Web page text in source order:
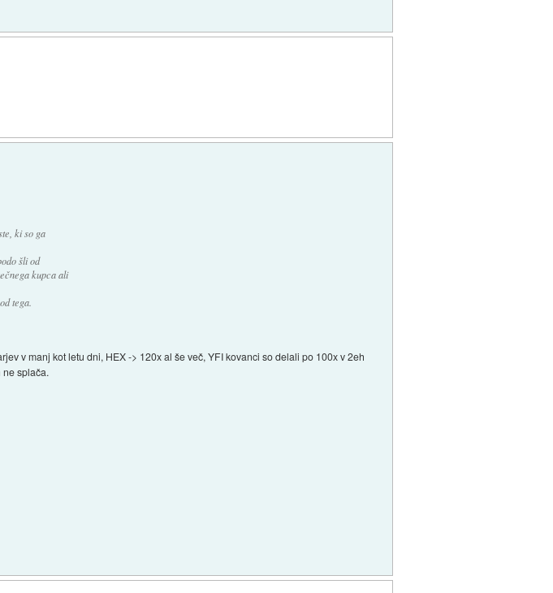
ki so ga
šli od
kupca ali
tega.
v manj kot letu dni, HEX -> 120x al še več, YFI kovanci so delali po 100x v 2eh
ne splača.